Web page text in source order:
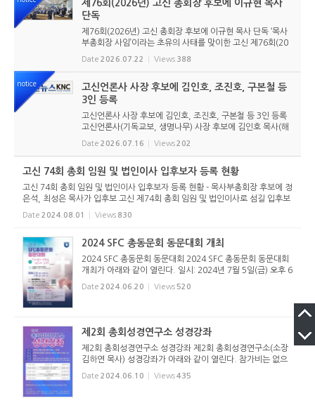
제76회(2026년) 고신 총회장 후보에 이규현 목사
단독
제76회(2026년) 고신 총회장 후보에 이규현 목사 단독 ‘목사
부총회장 사임’이라는 초유의 사태를 맞이한 고신 제76회(20
26년) 총회장 후보에 이규현 목사(인천노회) 단독으로 입후보
했다. 6월 9일 경남마산노회의 추천을 받아 입후보했던 강영
Date 2026.07.22 Views 388
notice
고신언론사 사장 후보에 김인호, 조진호, 구본철 등
3인 등록
고신언론사 사장 후보에 김인호, 조진호, 구본철 등 3인 등록
고신언론사(기독교보, 생명나무) 사장 후보에 김인호 목사(해
오름교회), 조진호 장로(소망교회), 구본철 장로(남서울교회)
가 등록했다. 당초 김희종 목사(유호교회)도 거론되었으나 최
Date 2026.07.16 Views202
고신 74회 총회 임원 및 법인이사 입후보자 등록 현황
고신 74회 총회 임원 및 법인이사 입후보자 등록 현황 - 목사부총회장 후보에 정
은석, 최성은 목사가 입후보 고신 제74회 총회 임원 및 법인이사로 섬길 입후보
자의 윤곽이 아래와 같이 나왔다. 이들은 지난 7월 30일까지 접수된 명단이다.
Date 2024.08.01 Views 830
2024 SFC 총동문회 동문대회 개최
2024 SFC 총동문회 동문대회 2024 SFC 총동문회 동문대회
개최가 아래와 같이 열린다. 일시: 2024년 7월 5일(금) 오후 6
시 ~ 7월 6일(토) 오후 1시 장소: 호서대학교 (숙소제공) 회비:
개인 5만원, 부부 8만원
Date 2024.06.20 Views 520
제2회 총회성경연구소 성경강좌
제2회 총회성경연구소 성경강좌 제2회 총회성경연구소(소장
김하연 목사) 성경강좌가 아래와 같이 열린다. 참가비는 없으
며, 문자로 미리 신청한 사람에 대해 식사 및 간식 등이 제공된
Date 2024.06.10 Views435